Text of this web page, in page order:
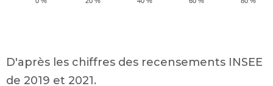
D'après les chiffres des recensements INSEE
de 2019 et 2021.